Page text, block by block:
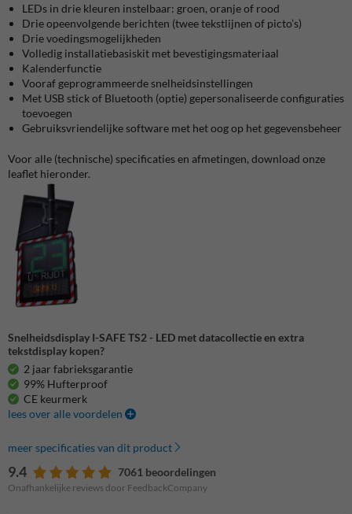
LEDs in drie kleuren instelbaar: groen, oranje of rood
Drie opeenvolgende berichten (twee tekstlijnen of picto’s)
Drie voedingsmogelijkheden
Volledig installatiebasiskit met bevestigingsmateriaal
Kalenderfunctie
Vooraf geprogrammeerde snelheidsinstellingen
Met USB stick of Bluetooth (optie) gepersonaliseerde configuraties
toevoegen
Gebruiksvriendelijke software met het oog op het gegevensbeheer
Voor alle (technische) specificaties en afmetingen, download onze
leaflet hieronder.
Snelheidsdisplay I-SAFE TS2 - LED met datacollectie en extra
tekstdisplay kopen?
2 jaar fabrieksgarantie
99% Hufterproof
CE keurmerk
lees over alle voordelen
meer specificaties van dit product
9.4 7061 beoordelingen
Onafhankelijke reviews door FeedbackCompany